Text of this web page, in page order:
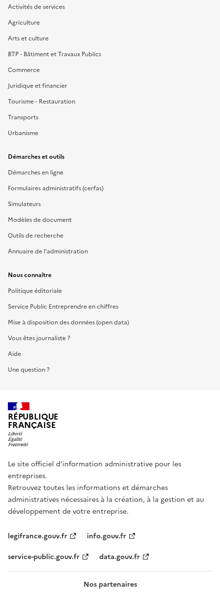
Activités de services
Agriculture
Arts et culture
BTP - Bâtiment et Travaux Publics
Commerce
Juridique et financier
Tourisme - Restauration
Transports
Urbanisme
Démarches et outils
Démarches en ligne
Formulaires administratifs (cerfas)
Simulateurs
Modèles de document
Outils de recherche
Annuaire de l'administration
Nous connaître
Politique éditoriale
Service Public Entreprendre en chiffres
Mise à disposition des données (open data)
Vous êtes journaliste ?
Aide
Une question ?
RÉPUBLIQUE
FRANÇAISE
Le site officiel d’information administrative pour les
entreprises.
Retrouvez toutes les informations et démarches
administratives nécessaires à la création, à la gestion et au
développement de votre entreprise.
legifrance.gouv.fr
info.gouv.fr
service-public.gouv.fr
data.gouv.fr
Nos partenaires